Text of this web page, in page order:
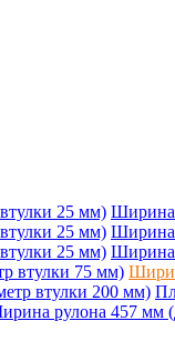
25 мм) Ширина
25 мм) Ширина
25 мм) Ширина
втулки 75 мм)
втулки 200 мм)
рулона 457 мм